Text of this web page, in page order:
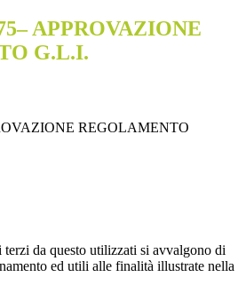
APPROVAZIONE
G.L.I.
REGOLAMENTO
da questo utilizzati si avvalgono di
ed utili alle finalità illustrate nella